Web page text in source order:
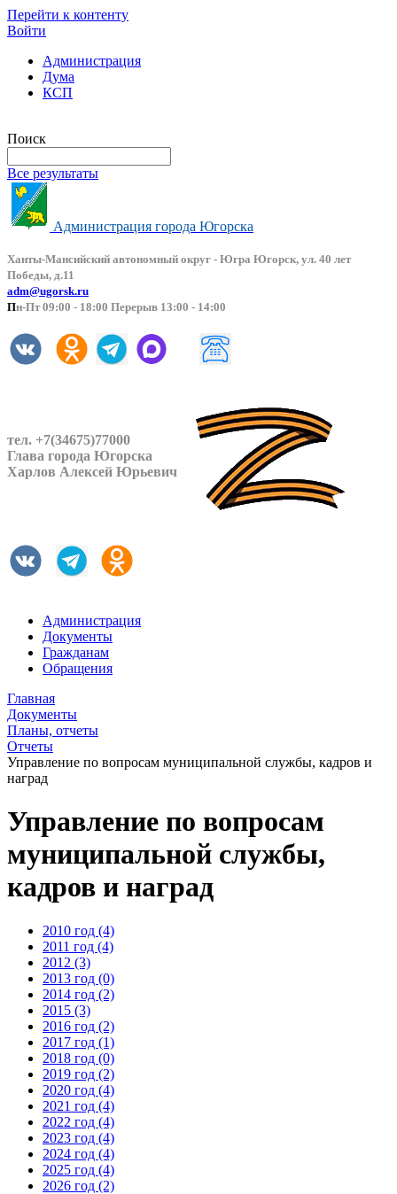
Перейти к контенту
Войти
Администрация
Дума
КСП
Поиск
Все результаты
Администрация города Югорска
Ханты-Мансийский автономный округ - Югра Югорск, ул. 40 лет
Победы, д.11
adm@ugorsk.ru
Пн-Пт 09:00 - 18:00 Перерыв 13:00 - 14:00
тел. +7(34675)77000
Глава города Югорска
Харлов Алексей Юрьевич
Администрация
Документы
Гражданам
Обращения
Главная
Документы
Планы, отчеты
Отчеты
Управление по вопросам муниципальной службы, кадров и
наград
Управление по вопросам
муниципальной службы,
кадров и наград
2010 год (4)
2011 год (4)
2012 (3)
2013 год (0)
2014 год (2)
2015 (3)
2016 год (2)
2017 год (1)
2018 год (0)
2019 год (2)
2020 год (4)
2021 год (4)
2022 год (4)
2023 год (4)
2024 год (4)
2025 год (4)
2026 год (2)